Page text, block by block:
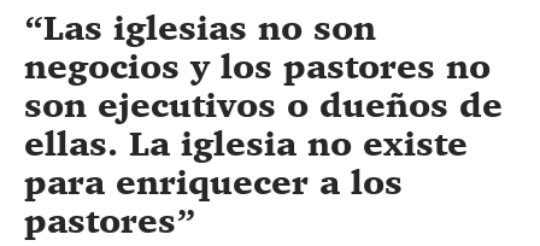
Las iglesias no son
negocios y los pastores no
son ejecutivos o dueños de
ellas. La iglesia no existe
para enriquecer a los
pastores